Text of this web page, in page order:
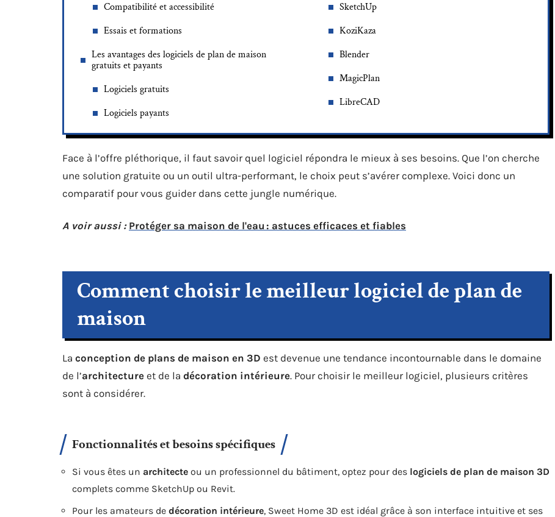
Compatibilité et accessibilité
Essais et formations
Les avantages des logiciels de plan de maison
gratuits et payants
Logiciels gratuits
Logiciels payants
SketchUp
KoziKaza
Blender
MagicPlan
LibreCAD
Face à l’offre pléthorique, il faut savoir quel logiciel répondra le mieux à ses besoins. Que l’on cherche
une solution gratuite ou un outil ultra-performant, le choix peut s’avérer complexe. Voici donc un
comparatif pour vous guider dans cette jungle numérique.
A voir aussi : Protéger sa maison de l'eau : astuces efficaces et fiables
Comment choisir le meilleur logiciel de plan de
maison
La conception de plans de maison en 3D est devenue une tendance incontournable dans le domaine
de l’architecture et de la décoration intérieure. Pour choisir le meilleur logiciel, plusieurs critères
sont à considérer.
Fonctionnalités et besoins spécifiques
Si vous êtes un architecte ou un professionnel du bâtiment, optez pour des logiciels de plan de maison 3D
complets comme SketchUp ou Revit.
Pour les amateurs de décoration intérieure, Sweet Home 3D est idéal grâce à son interface intuitive et ses